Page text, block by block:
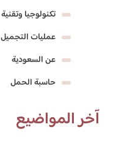
تكنولوجيا وتقنية
عمليات التجميل
عن السعودية
حاسبة الحمل
آخر المواضيع